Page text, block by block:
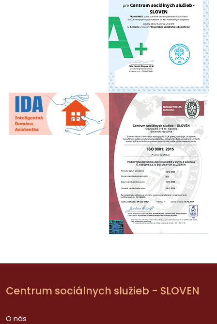
Centrum sociálnych služieb - SLOVEN
O nás